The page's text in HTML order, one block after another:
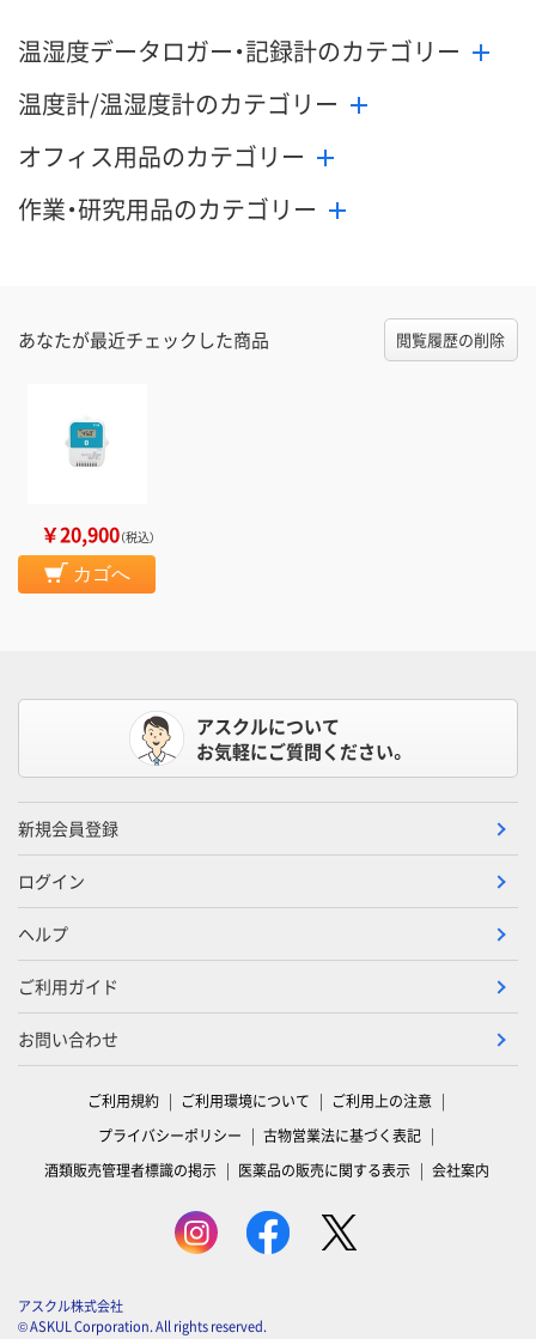
温湿度データロガー・記録計のカテゴリー
温度計/温湿度計のカテゴリー
オフィス用品のカテゴリー
作業・研究用品のカテゴリー
あなたが最近チェックした商品 閲覧履歴の削除
￥20,900（税込）
カゴへ
アスクルについて
お気軽にご質問ください。
新規会員登録
ログイン
ヘルプ
ご利用ガイド
お問い合わせ
ご利用規約 ご利用環境について
ご利用上の注意
プライバシーポリシー
古物営業法に基づく表記
酒類販売管理者標識の掲示
医薬品の販売に関する表示 会社案内
アスクル株式会社
© ASKUL Corporation. All rights reserved.